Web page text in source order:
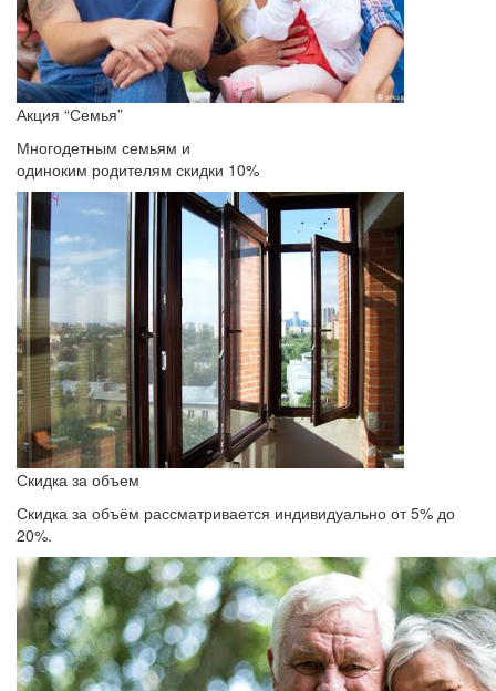
Акция “Семья”
Многодетным семьям и
одиноким родителям скидки 10%
Скидка за объем
Скидка за объём рассматривается индивидуально от 5% до
20%.